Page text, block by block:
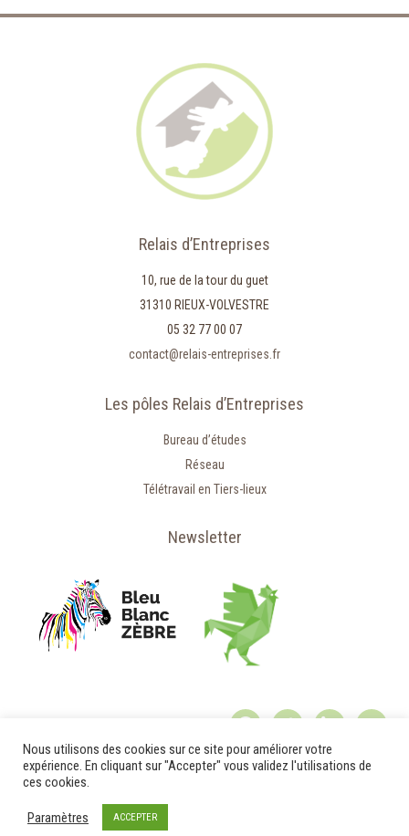
Relais d’Entreprises
10, rue de la tour du guet
31310 RIEUX-VOLVESTRE
05 32 77 00 07
contact@relais-entreprises.fr
Les pôles Relais d’Entreprises
Bureau d’études
Réseau
Télétravail en Tiers-lieux
Newsletter
© 2020 - Relais d'Entreprises
Nous utilisons des cookies sur ce site pour améliorer votre
expérience. En cliquant sur "Accepter" vous validez l'utilisations de
ces cookies.
Paramètres ACCEPTER